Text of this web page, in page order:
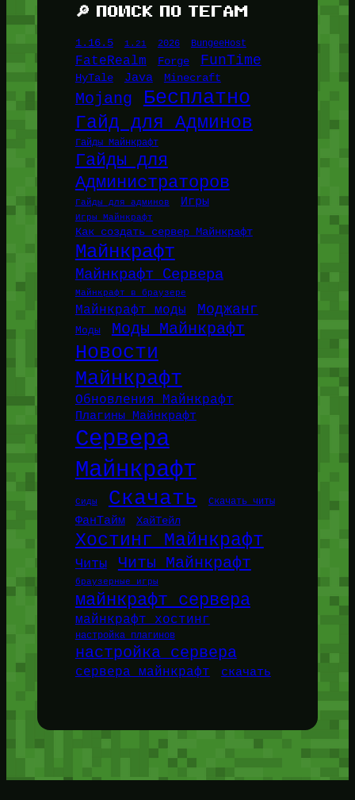
🔎 ПОИСК ПО ТЕГАМ
1.16.5 1.21 2026 BungeeHost
FateRealm Forge FunTime
HyTale Java Minecraft
Mojang Бесплатно
Гайд для Админов
Гайды Майнкрафт
Гайды для
Администраторов
Гайды для админов Игры
Игры Майнкрафт
Как создать сервер Майнкрафт
Майнкрафт
Майнкрафт Сервера
Майнкрафт в браузере
Майнкрафт моды Моджанг
Моды Моды Майнкрафт
Новости
Майнкрафт
Обновления Майнкрафт
Плагины Майнкрафт
Сервера
Майнкрафт
Сиды Скачать Скачать читы
ФанТайм ХайТейл
Хостинг Майнкрафт
Читы Читы Майнкрафт
браузерные игры
майнкрафт сервера
майнкрафт хостинг
настройка плагинов
настройка сервера
сервера майнкрафт скачать